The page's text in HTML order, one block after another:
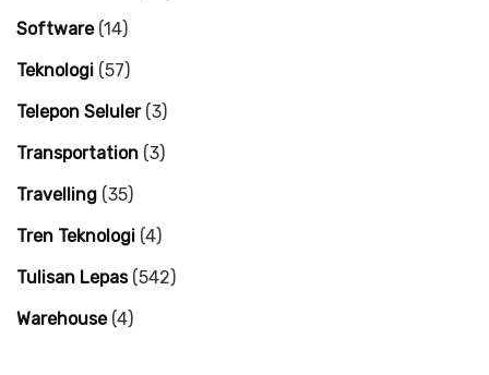
Software(14)
Teknologi (57)
Telepon Seluler(3)
Transportation (3)
Travelling (35)
Tren Teknologi (4)
Tulisan Lepas(542)
Warehouse(4)